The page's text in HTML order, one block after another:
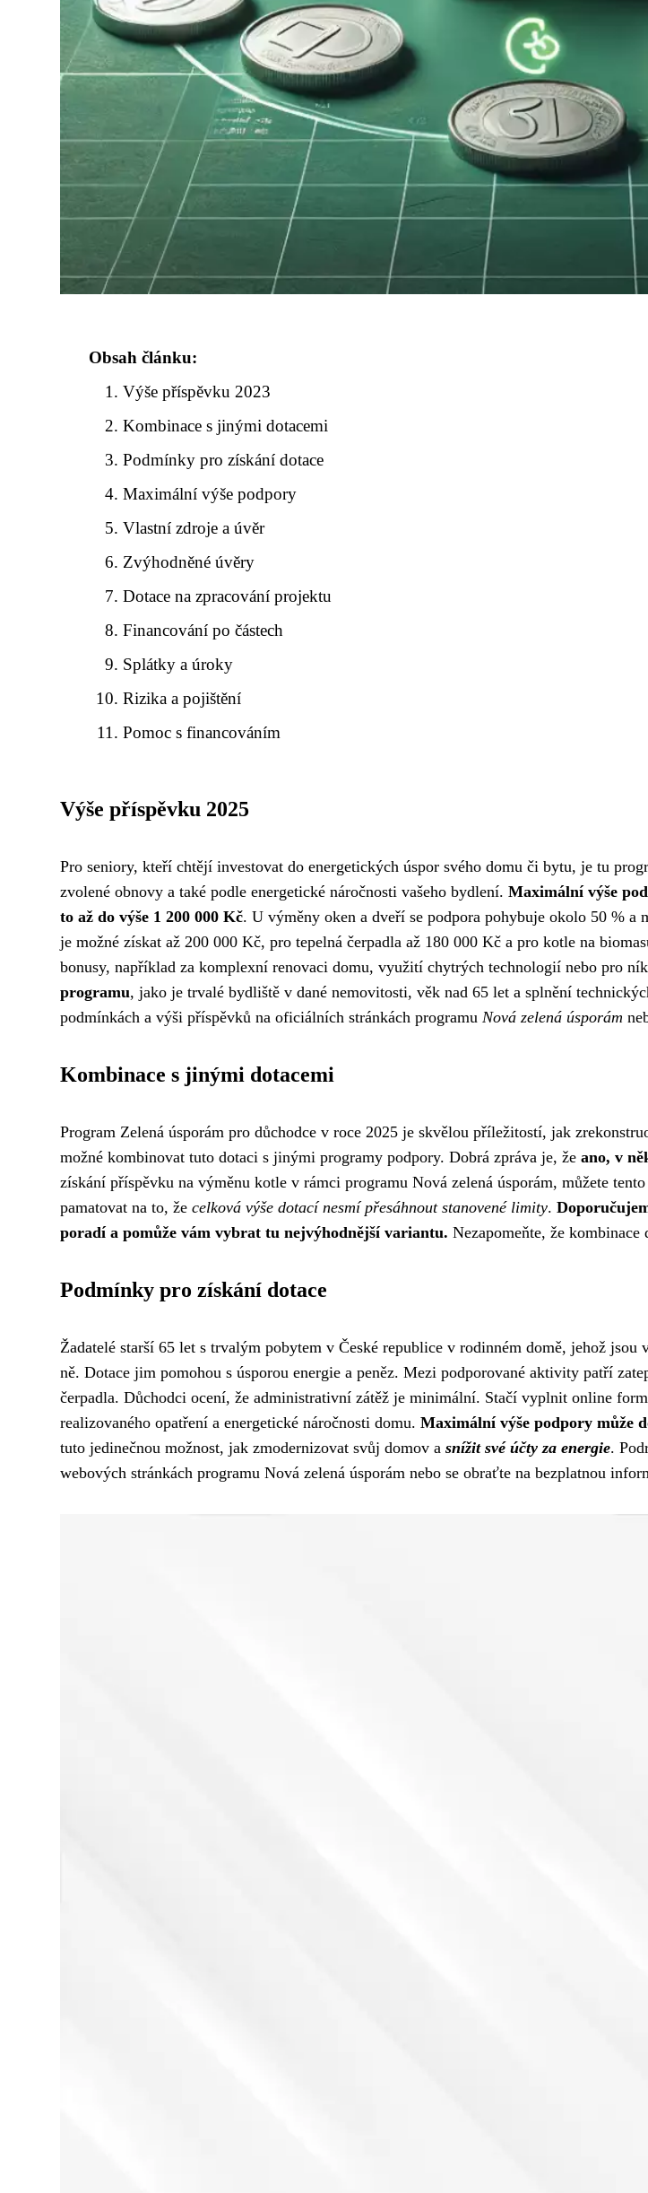
Obsah článku:
Výše příspěvku 2023
Kombinace s jinými dotacemi
Podmínky pro získání dotace
Maximální výše podpory
Vlastní zdroje a úvěr
Zvýhodněné úvěry
Dotace na zpracování projektu
Financování po částech
Splátky a úroky
Rizika a pojištění
Pomoc s financováním
Výše příspěvku 2025
Pro seniory, kteří chtějí investovat do energetických úspor svého domu či bytu, je tu
zvolené obnovy a také podle energetické náročnosti vašeho bydlení. Maximální výše
to až do výše 1 200 000 Kč. U výměny oken a dveří se podpora pohybuje okolo 50 %
je možné získat až 200 000 Kč, pro tepelná čerpadla až 180 000 Kč a pro kotle na
bonusy, například za komplexní renovaci domu, využití chytrých technologií nebo pro
programu, jako je trvalé bydliště v dané nemovitosti, věk nad 65 let a splnění
podmínkách a výši příspěvků na oficiálních stránkách programu Nová zelená úsporám
Kombinace s jinými dotacemi
Program Zelená úsporám pro důchodce v roce 2025 je skvělou příležitostí, jak
možné kombinovat tuto dotaci s jinými programy podpory. Dobrá zpráva je, že ano, v
získání příspěvku na výměnu kotle v rámci programu Nová zelená úsporám, můžete
pamatovat na to, že celková výše dotací nesmí přesáhnout stanovené limity.
poradí a pomůže vám vybrat tu nejvýhodnější variantu. Nezapomeňte, že
Podmínky pro získání dotace
Žadatelé starší 65 let s trvalým pobytem v České republice v rodinném domě, jehož jsou
ně. Dotace jim pomohou s úsporou energie a peněz. Mezi podporované aktivity patří
čerpadla. Důchodci ocení, že administrativní zátěž je minimální. Stačí vyplnit online
realizovaného opatření a energetické náročnosti domu. Maximální výše podpory může
tuto jedinečnou možnost, jak zmodernizovat svůj domov a snížit své účty za energie.
webových stránkách programu Nová zelená úsporám nebo se obraťte na bezplatnou